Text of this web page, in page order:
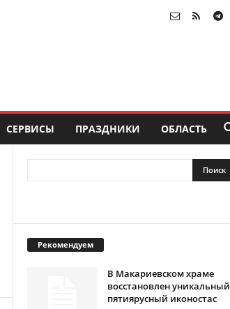
СЕРВИСЫ ПРАЗДНИКИ ОБЛАСТЬ
Рекомендуем
В Макариевском храме
восстановлен уникальный
пятиярусный иконостас